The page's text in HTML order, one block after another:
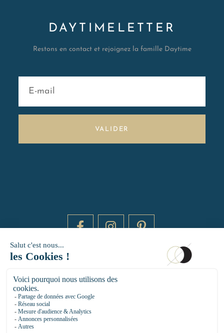
DAYTIMELETTER
Restons en contact et rejoignez la famille Daytime
VALIDER
14 RUE DE BRETAGNE - 75003 PARIS